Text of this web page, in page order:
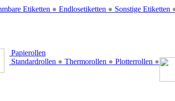
Etiketten ● Endlosetiketten ● Sonstige Etiketten
Papierollen
Standardrollen ● Thermorollen ● Plotterrollen ●